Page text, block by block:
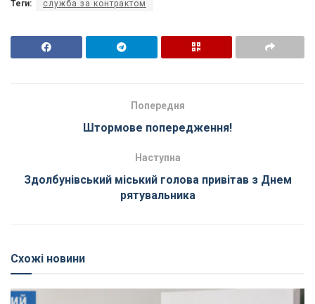
Теги: служба за контрактом
Попередня
Штормове попередження!
Наступна
Здолбунівський міський голова привітав з Днем
рятувальника
Схожі новини